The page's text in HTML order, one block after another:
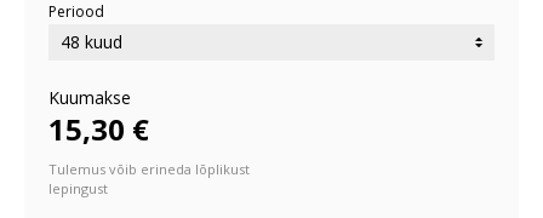
Periood
Kuumakse
15,30 €
Tulemus võib erineda lõplikust
lepingust